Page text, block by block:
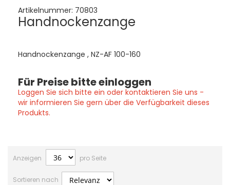
Artikelnummer: 70803
Handnockenzange
Handnockenzange , NZ-AF 100-160
Für Preise bitte einloggen
Loggen Sie sich bitte ein oder kontaktieren Sie uns -
wir informieren Sie gern über die Verfügbarkeit dieses
Produkts.
Anzeigen pro Seite
Sortieren nach